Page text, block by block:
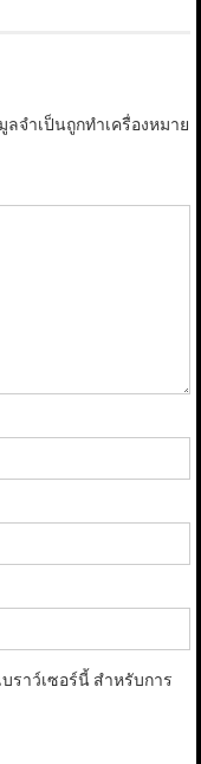
ลจำเป็นถูกทำเครื่องหมาย
ราว์เซอร์นี้ สำหรับการ